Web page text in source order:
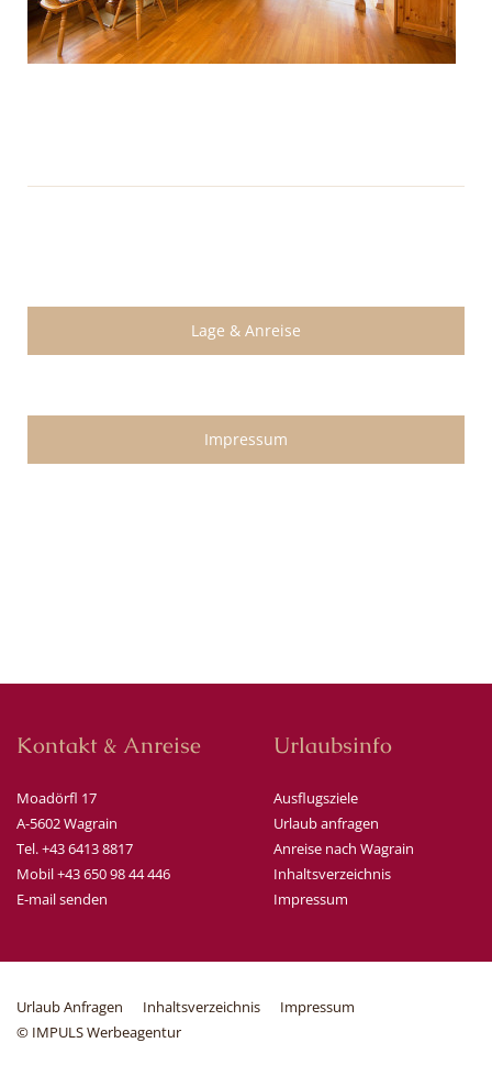
Lage & Anreise
Impressum
Kontakt & Anreise
Moadörfl 17
A-5602 Wagrain
Tel. +43 6413 8817
Mobil +43 650 98 44 446
E-mail senden
Urlaubsinfo
Ausflugsziele
Urlaub anfragen
Anreise nach Wagrain
Inhaltsverzeichnis
Impressum
Urlaub Anfragen Inhaltsverzeichnis
Impressum
© IMPULS Werbeagentur